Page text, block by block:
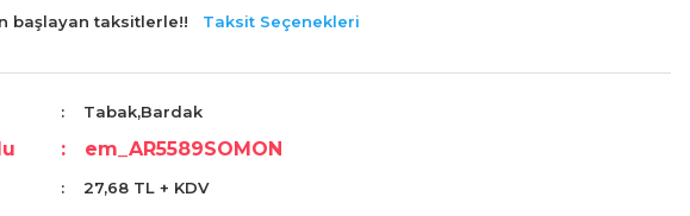
başlayan taksitlerle!! Taksit Seçenekleri
Tabak,Bardak
em_AR5589SOMON
27,68 TL + KDV